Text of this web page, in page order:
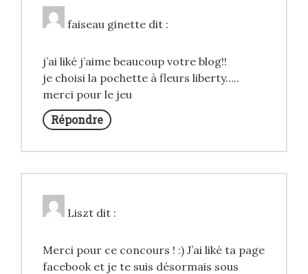
faiseau ginette dit :
j’ai liké j’aime beaucoup votre blog!!
je choisi la pochette à fleurs liberty…..
merci pour le jeu
Répondre
Liszt dit :
Merci pour ce concours ! :) J’ai liké ta page
facebook et je te suis désormais sous